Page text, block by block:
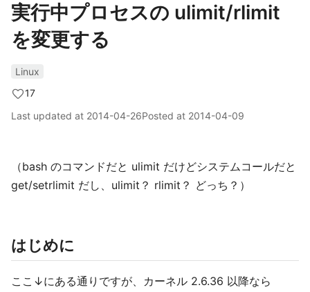
実行中プロセスの ulimit/rlimit
を変更する
Linux
17
Last updated at 2014-04-26Posted at 2014-04-09
（bash のコマンドだと ulimit だけどシステムコールだと
get/setrlimit だし、ulimit？ rlimit？ どっち？）
はじめに
ここ↓にある通りですが、カーネル 2.6.36 以降なら